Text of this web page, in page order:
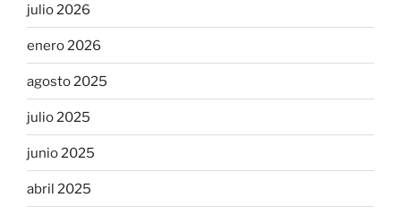
julio 2026
enero 2026
agosto 2025
julio 2025
junio 2025
abril 2025